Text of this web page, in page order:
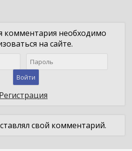
комментария необходимо
на сайте.
Войти
Регистрация
свой комментарий.